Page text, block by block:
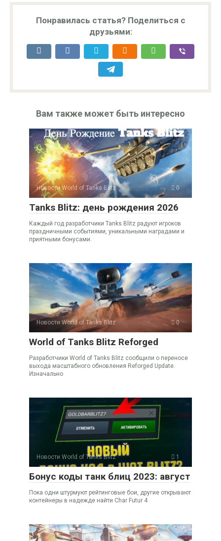
Понравилась статья? Поделиться с
друзьями:
Вам также может быть интересно
Новости World of Tanks Blitz 0
Tanks Blitz: день рождения 2026
Каждый год разработчики Tanks Blitz радуют игроков
праздничными событиями, уникальными наградами и
приятными бонусами.
Новости World of Tanks Blitz 0
World of Tanks Blitz Reforged
Разработчики World of Tanks Blitz сообщили о переносе
выхода масштабного обновления Reforged Update.
Изначально
Новости World of Tanks Blitz 1
Бонус коды танк блиц 2023: август
Пока одни штурмуют рейтинговые бои, другие открывают
контейнеры в надежде найти Char Futur 4